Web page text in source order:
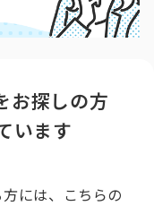
お探しの方
います
には、こちらの